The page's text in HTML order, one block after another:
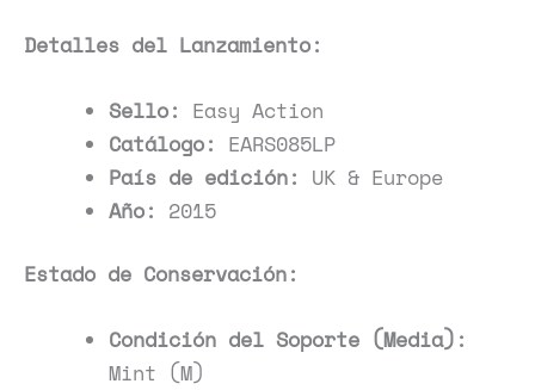
Detalles del Lanzamiento:
Sello: Easy Action
Catálogo: EARS085LP
País de edición: UK & Europe
Año: 2015
Estado de Conservación:
Condición del Soporte (Media):
Mint (M)